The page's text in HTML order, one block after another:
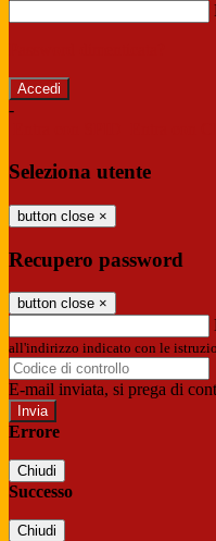
-
Seleziona utente
button close ×
Recupero password
button close ×
all'indirizzo indicato con le
E-mail inviata, si prega di
Errore
Chiudi
Successo
Chiudi